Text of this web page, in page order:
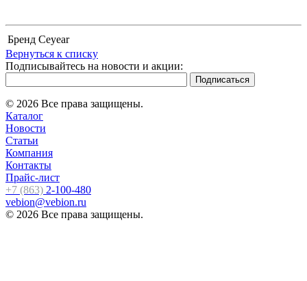
Бренд Ceyear
Вернуться к списку
Подписывайтесь на новости и акции:
© 2026 Все права защищены.
Каталог
Новости
Статьи
Компания
Контакты
Прайс-лист
+7 (863) 2-100-480
vebion@vebion.ru
© 2026 Все права защищены.